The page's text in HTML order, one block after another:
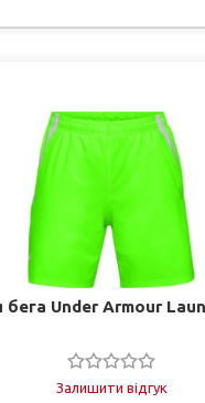
Under Armour
Залишити відгук